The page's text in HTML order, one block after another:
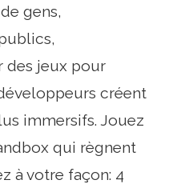
gens,
des jeux pour
créent
immersifs. Jouez
qui règnent
à votre façon: 4